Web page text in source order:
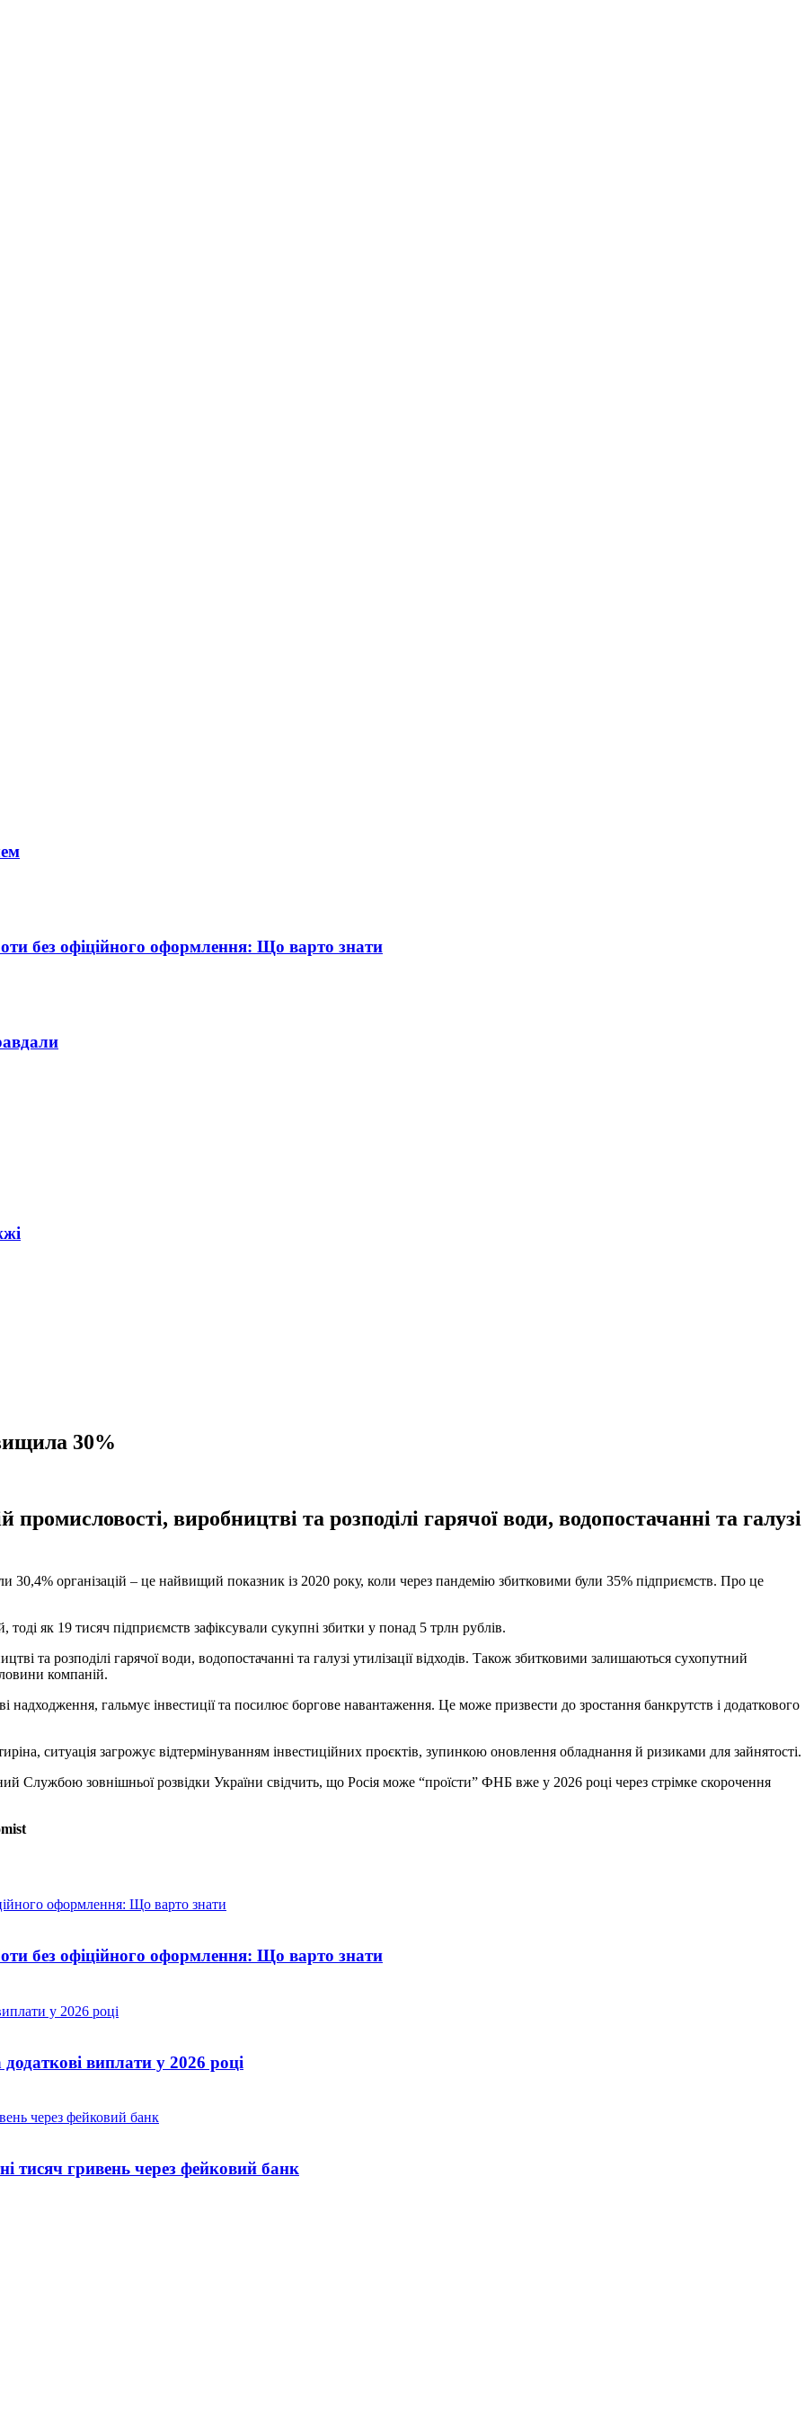
без офіційного оформлення: Що варто знати
30%
виробництві та розподілі гарячої води, водопостачанні та галузі
30,4% організацій – це найвищий показник із 2020 року, коли через пандемію збитковими були 35% підприємств. Про це
як 19 тисяч підприємств зафіксували сукупні збитки у понад 5 трлн рублів.
та розподілі гарячої води, водопостачанні та галузі утилізації відходів. Також збитковими залишаються сухопутний
компаній.
надходження, гальмує інвестиції та посилює боргове навантаження. Це може призвести до зростання банкрутств і додаткового
ситуація загрожує відтермінуванням інвестиційних проєктів, зупинкою оновлення обладнання й ризиками для зайнятості.
Службою зовнішньої розвідки України свідчить, що Росія може “проїсти” ФНБ вже у 2026 році через стрімке скорочення
без офіційного оформлення: Що варто знати
виплати у 2026 році
тисяч гривень через фейковий банк